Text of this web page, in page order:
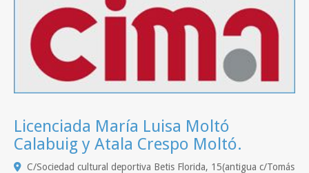
Licenciada María Luisa Moltó
Calabuig y Atala Crespo Moltó.
C/Sociedad cultural deportiva Betis Florida, 15(antigua c/Tomás